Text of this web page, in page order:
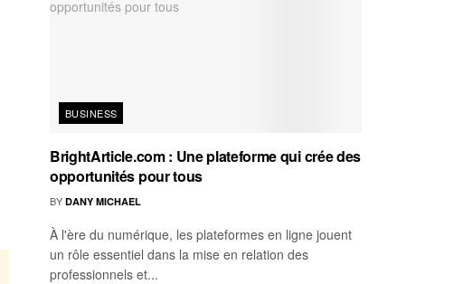
BUSINESS
BrightArticle.com : Une plateforme qui crée des
opportunités pour tous
BY DANY MICHAEL
À l'ère du numérique, les plateformes en ligne jouent
un rôle essentiel dans la mise en relation des
professionnels et...